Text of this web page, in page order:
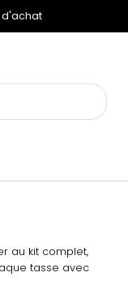
d'achat
au kit complet,
tasse avec